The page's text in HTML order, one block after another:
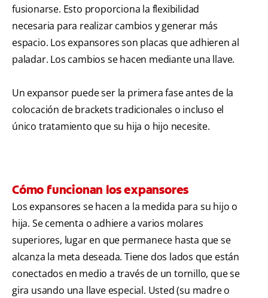
fusionarse. Esto proporciona la flexibilidad
necesaria para realizar cambios y generar más
espacio. Los expansores son placas que adhieren al
paladar. Los cambios se hacen mediante una llave.
Un expansor puede ser la primera fase antes de la
colocación de brackets tradicionales o incluso el
único tratamiento que su hija o hijo necesite.
Cómo funcionan los expansores
Los expansores se hacen a la medida para su hijo o
hija. Se cementa o adhiere a varios molares
superiores, lugar en que permanece hasta que se
alcanza la meta deseada. Tiene dos lados que están
conectados en medio a través de un tornillo, que se
gira usando una llave especial. Usted (su madre o